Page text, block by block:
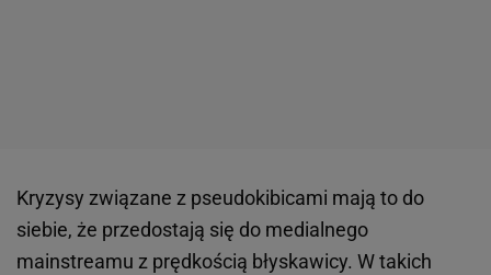
Kryzysy związane z pseudokibicami mają to do
siebie, że przedostają się do medialnego
mainstreamu z prędkością błyskawicy. W takich